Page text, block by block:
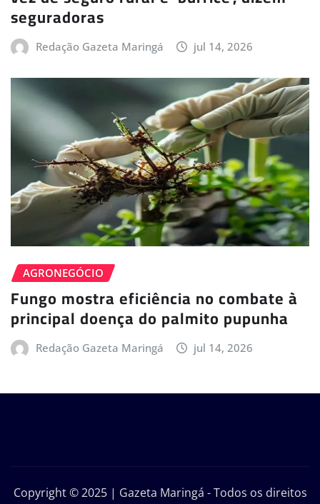
seguradoras
Redação Gazeta Maringá jul 14, 2026
AGRONEGÓCIO
Fungo mostra eficiência no combate à
principal doença do palmito pupunha
Redação Gazeta Maringá jul 14, 2026
Copyright © 2025 | Gazeta Maringá - Todos os direitos